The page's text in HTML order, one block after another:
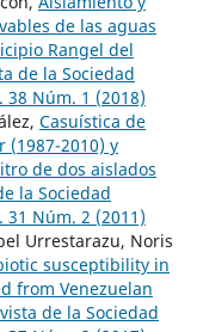
de las aguas
Rangel del
de la Sociedad
Núm. 1 (2018)
Casuística de
(1987-2010) y
de dos aislados
la Sociedad
Núm. 2 (2011)
Urrestarazu, Noris
susceptibility in
from Venezuelan
de la Sociedad